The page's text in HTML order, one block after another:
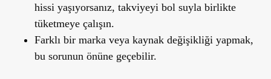
hissi yaşıyorsanız, takviyeyi bol suyla birlikte
tüketmeye çalışın.
Farklı bir marka veya kaynak değişikliği yapmak,
bu sorunun önüne geçebilir.